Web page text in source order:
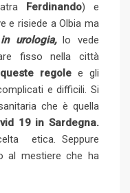
e
U
p
o
n
e
s
Ferdinando) e
e risiede a Olbia ma
urologia,lo vede
fisso nella città
regolee gli
e difficili. Si
che è quella
19 in Sardegna.
etica. Seppure
al mestiere che ha